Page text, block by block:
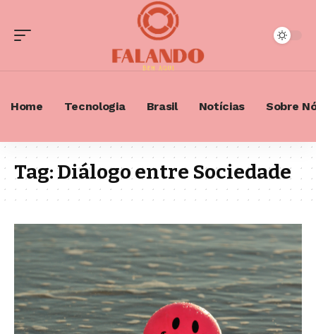
Home Tecnologia Brasil Notícias Sobre
Tag:Diálogo entre Sociedade